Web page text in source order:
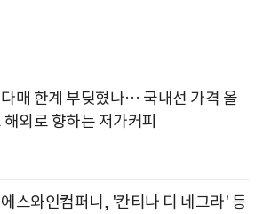
매 한계 부딪혔나… 국내선 가격 올
해외로 향하는 저가커피
스와인컴퍼니, '칸티나 디 네그라' 등